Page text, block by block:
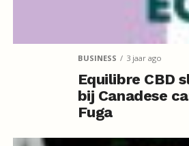
BUSINESS 3 jaar ago
Equilibre CBD
bij Canadese
Fuga